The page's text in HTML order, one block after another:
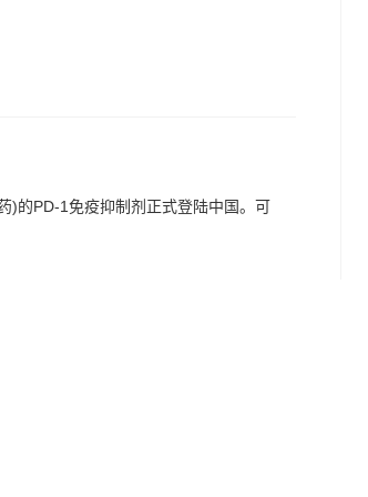
)的PD-1免疫抑制剂正式登陆中国。可